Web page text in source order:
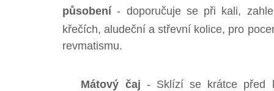
působení- doporučuje se při kali,
křečích, aludeční a střevní kolice, pro
revmatismu.
Mátový čaj - Sklízí se krátce před